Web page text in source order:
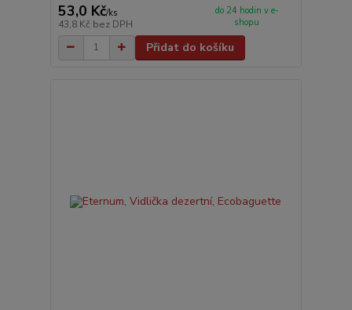
53,0 Kč/ks
43,8 Kč bez DPH
do 24 hodin v e-
shopu
Přidat do košíku